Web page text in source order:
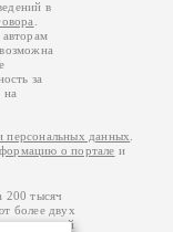
в
авторам
за
на
персональных данных
о портале и
200 тысяч
более двух
который